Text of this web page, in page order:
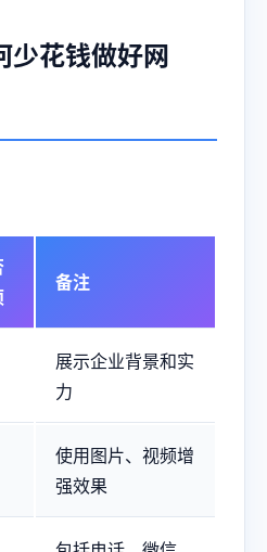
少花钱做好网
备注
展示企业背景和实
力
使用图片、视频增
强效果